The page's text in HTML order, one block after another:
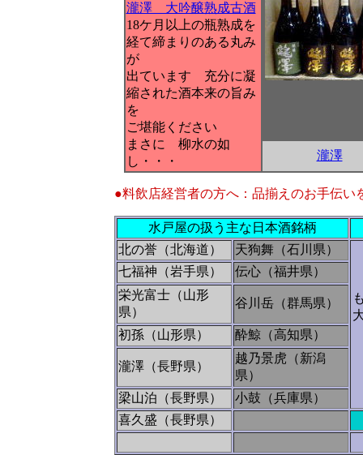
瀧澤 大吟醸熟成古酒
18ケ月以上の瓶熟成を
経て締まりのある丸み
が
出ています 充分に凝
縮された酒本来の旨み
を
ご堪能ください
まさに 柳水の如
し・・・
瀧澤
●料飲店経営者の方へ：品揃えのお手伝
水戸屋の扱う主な日本酒銘柄
北の誉（北海道）
天狗舞（石川県）
七福神（岩手県）
伝心（福井県）
栄光富士（山形
県）
谷川岳（群馬県）
初孫（山形県） 酔鯨（高知県）
瀧澤（長野県）
越乃景虎（新潟
県）
梁山泊（長野県）
小鼓（兵庫県）
喜久盛（長野県）